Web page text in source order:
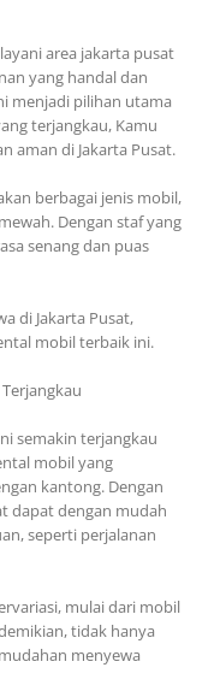
area jakarta pusat
yang handal dan
menjadi pilihan utama
terjangkau, Kamu
aman di Jakarta Pusat.
berbagai jenis mobil,
Dengan staf yang
senang dan puas
di Jakarta Pusat,
mobil terbaik ini.
semakin terjangkau
mobil yang
kantong. Dengan
dapat dengan mudah
seperti perjalanan
mulai dari mobil
tidak hanya
menyewa